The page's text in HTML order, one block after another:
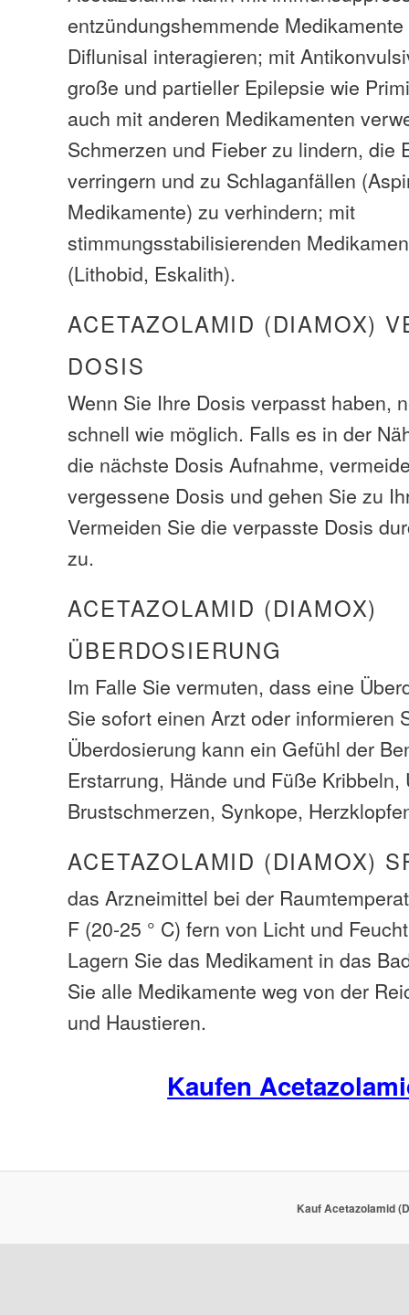
entzündungshemmende
Diflunisal interagieren; mit
große und partieller Epilepsie wie
auch mit anderen Medikamenten
Schmerzen und Fieber zu lindern, die
verringern und zu Schlaganfällen
Medikamente) zu verhindern; mit
stimmungsstabilisierenden
(Lithobid, Eskalith).
ACETAZOLAMID (DIAMOX)
DOSIS
Wenn Sie Ihre Dosis verpasst haben,
schnell wie möglich. Falls es in der
die nächste Dosis Aufnahme,
vergessene Dosis und gehen Sie zu
Vermeiden Sie die verpasste Dosis
zu.
ACETAZOLAMID (DIAMOX)
ÜBERDOSIERUNG
Im Falle Sie vermuten, dass eine
Sie sofort einen Arzt oder informieren
Überdosierung kann ein Gefühl der
Erstarrung, Hände und Füße Kribbeln,
Brustschmerzen, Synkope,
ACETAZOLAMID (DIAMOX)
das Arzneimittel bei der
F (20-25 ° C) fern von Licht und
Lagern Sie das Medikament in das
Sie alle Medikamente weg von der
und Haustieren.
Kaufen
Kauf Acetazolamid